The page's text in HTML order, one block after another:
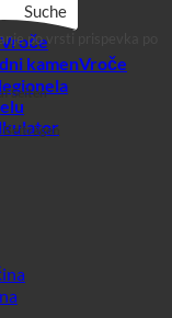
najboljšo spletno
piškotkov v
Pravilnik o piškotkih